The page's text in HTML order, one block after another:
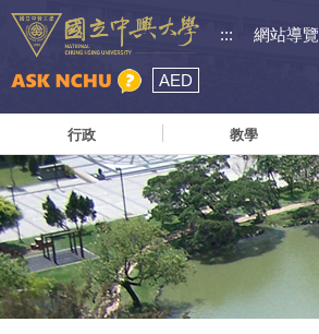
::: 網站導覽
AED
行政 教學